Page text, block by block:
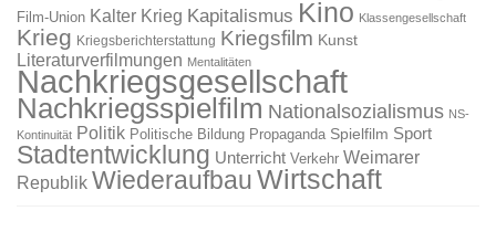
Film-Union Kalter Krieg Kapitalismus Kino Klassengesellschaft
Krieg Kriegsberichterstattung Kriegsfilm Kunst
Literaturverfilmungen Mentalitäten
Nachkriegsgesellschaft
Nachkriegsspielfilm Nationalsozialismus NS-
Kontinuität Politik Politische Bildung Propaganda Spielfilm Sport
Stadtentwicklung Unterricht Verkehr Weimarer
Republik WiederaufbauWirtschaft